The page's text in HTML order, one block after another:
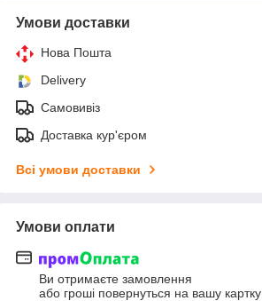
Умови доставки
Нова Пошта
Delivery
Самовивіз
Доставка кур'єром
Всі умови доставки
Умови оплати
Ви отримаєте замовлення
або гроші повернуться на вашу картку